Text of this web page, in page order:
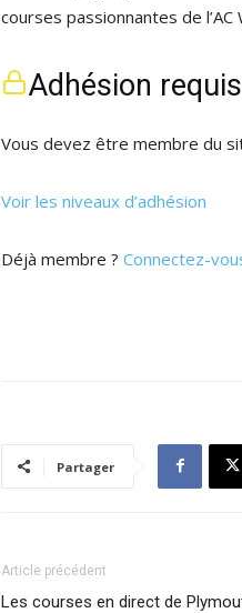
courses passionnantes de l’AC
Adhésion
Vous devez être membre du
Voir les niveaux d’adhésion
Déjà membre ? Connectez-
Partager
Article précédent
Les courses en direct de